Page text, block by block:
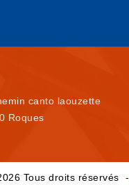
canto laouzette
Roques
Tous droits réservés -